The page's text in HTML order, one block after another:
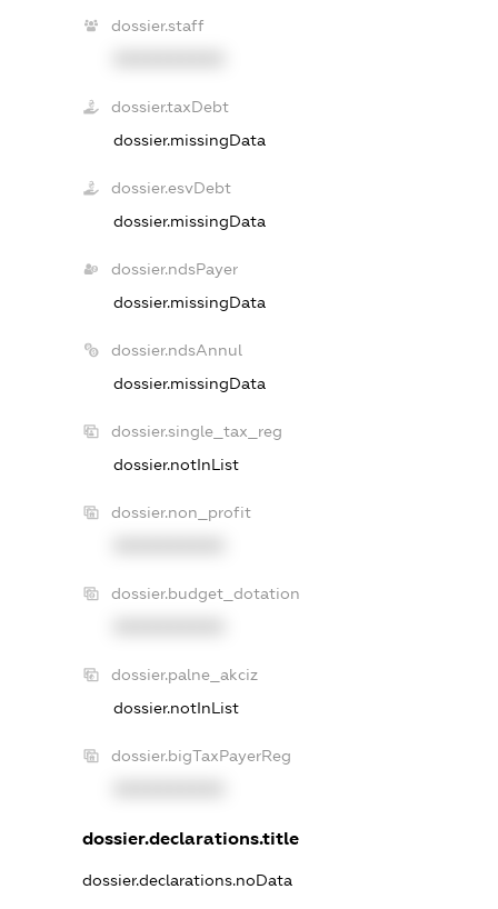
dossier.staff
dossier.taxDebt
dossier.missingData
dossier.esvDebt
dossier.missingData
dossier.ndsPayer
dossier.missingData
dossier.ndsAnnul
dossier.missingData
dossier.single_tax_reg
dossier.notInList
dossier.non_profit
dossier.budget_dotation
dossier.palne_akciz
dossier.notInList
dossier.bigTaxPayerReg
dossier.declarations.title
dossier.declarations.noData